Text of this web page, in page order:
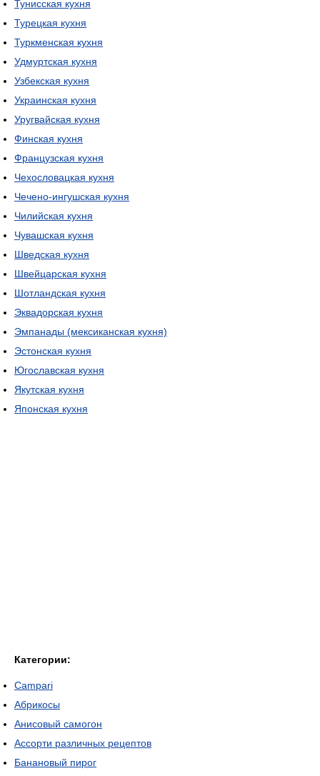
Тунисская кухня
Турецкая кухня
Туркменская кухня
Удмуртская кухня
Узбекская кухня
Украинская кухня
Уругвайская кухня
Финская кухня
Французская кухня
Чехословацкая кухня
Чечено-ингушская кухня
Чилийская кухня
Чувашская кухня
Шведская кухня
Швейцарская кухня
Шотландская кухня
Эквадорская кухня
Эмпанады (мексиканская кухня)
Эстонская кухня
Югославская кухня
Якутская кухня
Японская кухня
Категории:
Campari
Абрикосы
Анисовый самогон
Ассорти различных рецептов
Банановый пирог